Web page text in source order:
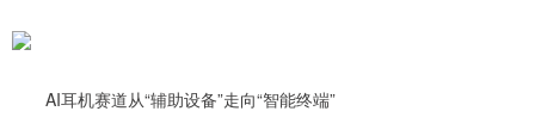
AI耳机赛道从“辅助设备”走向“智能终端”